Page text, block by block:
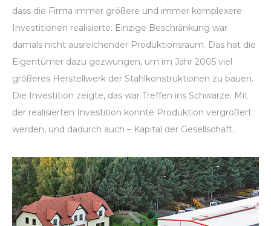
dass die Firma immer größere und immer komplexere
Investitionen realisierte. Einzige Beschränkung war
damals nicht ausreichender Produktionsraum. Das hat die
Eigentümer dazu gezwungen, um im Jahr 2005 viel
größeres Herstellwerk der Stahlkonstruktionen zu bauen.
Die Investition zeigte, das war Treffen ins Schwarze. Mit
der realisierten Investition konnte Produktion vergrößert
werden, und dadurch auch – Kapital der Gesellschaft.